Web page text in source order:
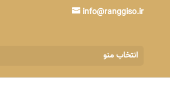
info@ranggiso.ir
انتخاب منو